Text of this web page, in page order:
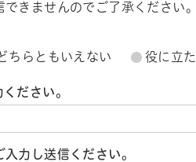
きませんのでご了承ください。
ちらともいえない 役に立
ださい。
力し送信ください。